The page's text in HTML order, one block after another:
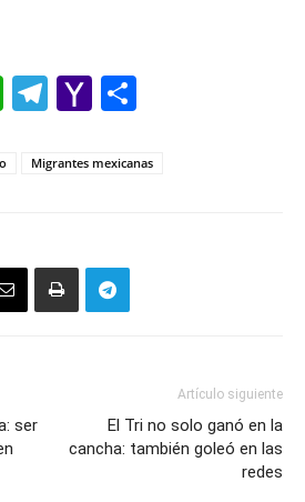
WhatsApp
Telegram
Yahoo
Migrantes mexicanas
ser
Artículo siguiente
El Tri no solo ganó en la
cancha: también goleó en las
redes